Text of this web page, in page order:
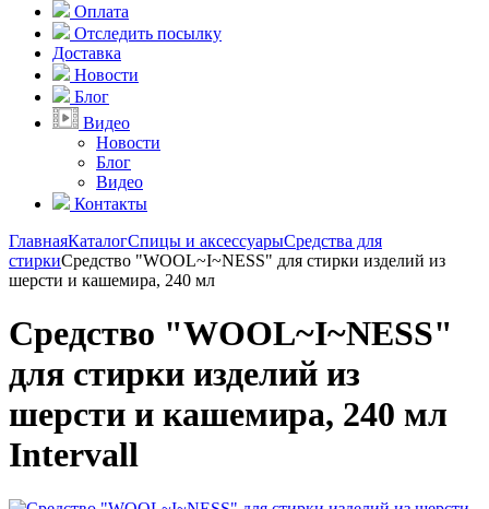
Оплата
Отследить посылку
Доставка
Новости
Блог
Видео
Новости
Блог
Видео
Контакты
ГлавнаяКаталогСпицы и аксессуарыСредства для
стиркиСредство "WOOL~I~NESS" для стирки изделий из
шерсти и кашемира, 240 мл
Средство "WOOL~I~NESS"
для стирки изделий из
шерсти и кашемира, 240 мл
Intervall